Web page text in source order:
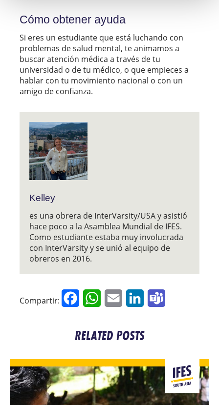
Cómo obtener ayuda
Si eres un estudiante que está luchando con
problemas de salud mental, te animamos a
buscar atención médica a través de tu
universidad o de tu médico, o que empieces a
hablar con tu movimiento nacional o con un
amigo de confianza.
Kelley
es una obrera de InterVarsity/USA y asistió
hace poco a la Asamblea Mundial de IFES.
Como estudiante estaba muy involucrada
con InterVarsity y se unió al equipo de
obreros en 2016.
Compartir: FacebookWhatsApp
Email LinkedIn
RELATED POSTS